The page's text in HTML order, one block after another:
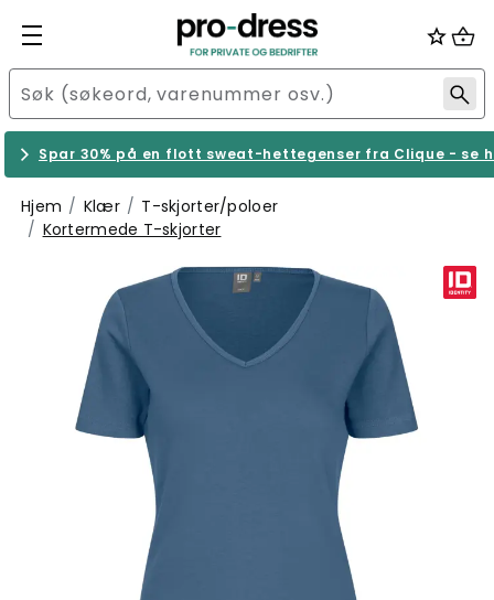
Spar 30% på en flott sweat-hettegenser fra Clique - se
Hjem Klær
T-skjorter/poloer
Kortermede T-skjorter